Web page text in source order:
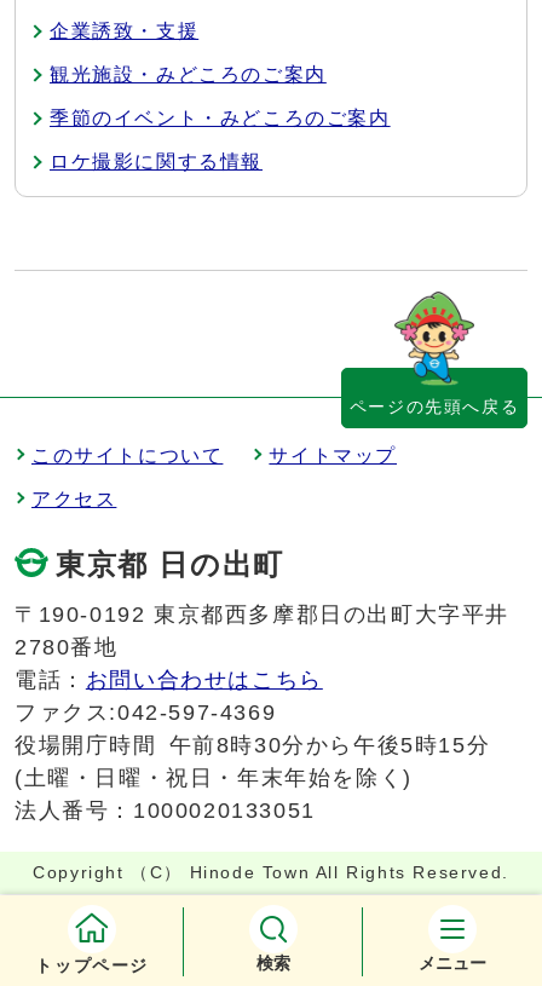
トップページ 検索 メニュー
企業誘致・支援
観光施設・みどころのご案内
季節のイベント・みどころのご案内
ロケ撮影に関する情報
このサイトについて サイトマップ
アクセス
東京都 日の出町
〒190-0192 東京都西多摩郡日の出町大字平井
2780番地
電話： お問い合わせはこちら
ファクス:042-597-4369
役場開庁時間
午前8時30分から午後5時15分
(土曜・日曜・祝日・年末年始を除く)
法人番号：1000020133051
ページの先頭へ戻る
Copyright （C） Hinode Town All Rights Reserved.